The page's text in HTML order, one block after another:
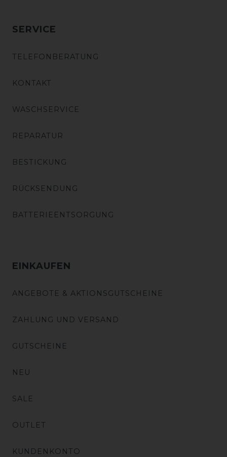
SERVICE
TELEFONBERATUNG
KONTAKT
WASCHSERVICE
REPARATUR
BESTICKUNG
RÜCKSENDUNG
BATTERIEENTSORGUNG
EINKAUFEN
ANGEBOTE & AKTIONSGUTSCHEINE
ZAHLUNG UND VERSAND
GUTSCHEINE
NEU
SALE
OUTLET
KUNDENKONTO